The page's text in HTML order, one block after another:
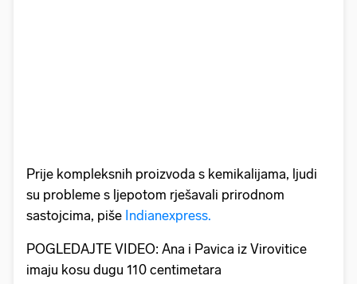
Prije kompleksnih proizvoda s kemikalijama, ljudi
su probleme s ljepotom rješavali prirodnom
sastojcima, piše Indianexpress.
POGLEDAJTE VIDEO: Ana i Pavica iz Virovitice
imaju kosu dugu 110 centimetara